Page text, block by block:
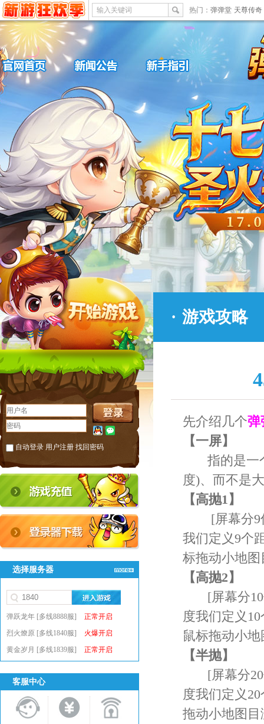
输入关键词 热门： 弹弹堂 天尊传奇
自动登录 用户注册 找回密码
选择服务器
弹跃龙年 [多线8888服]
正常开启
烈火燎原 [多线1840服]
火爆开启
黄金岁月 [多线1839服]
正常开启
客服中心
· 游戏攻略
先介绍几个弹
【一屏】
指的是一个
度)、而不是
【高抛1】
[屏幕分9份
我们定义9个
标拖动小地
【高抛2】
[屏幕分10
度我们定义
鼠标拖动小
【半抛】
[屏幕分20
度我们定义
拖动小地图